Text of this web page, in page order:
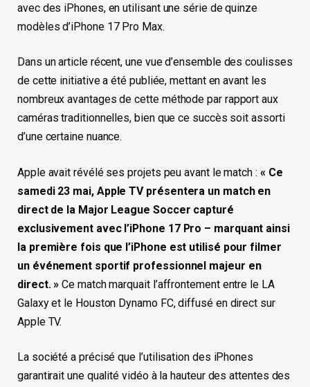
avec des iPhones, en utilisant une série de quinze
modèles d’iPhone 17 Pro Max.
Dans un article récent, une vue d’ensemble des coulisses
de cette initiative a été publiée, mettant en avant les
nombreux avantages de cette méthode par rapport aux
caméras traditionnelles, bien que ce succès soit assorti
d’une certaine nuance.
Apple avait révélé ses projets peu avant le match : « Ce
samedi 23 mai, Apple TV présentera un match en
direct de la Major League Soccer capturé
exclusivement avec l’iPhone 17 Pro – marquant ainsi
la première fois que l’iPhone est utilisé pour filmer
un événement sportif professionnel majeur en
direct. » Ce match marquait l’affrontement entre le LA
Galaxy et le Houston Dynamo FC, diffusé en direct sur
Apple TV.
La société a précisé que l’utilisation des iPhones
garantirait une qualité vidéo à la hauteur des attentes des